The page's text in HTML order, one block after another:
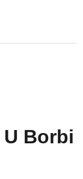
Borbi